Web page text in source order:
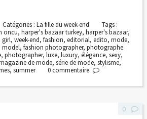
Catégories : La fille du week-end
Tags :
oncu, harper's bazaar turkey, harper's bazaar,
girl, week-end, fashion, editorial, edito, mode,
model, fashion photographer, photographe
, photographer, luxe, luxury, élégance, sexy,
de mode, série de mode, stylisme,
, summer 0commentaire
0